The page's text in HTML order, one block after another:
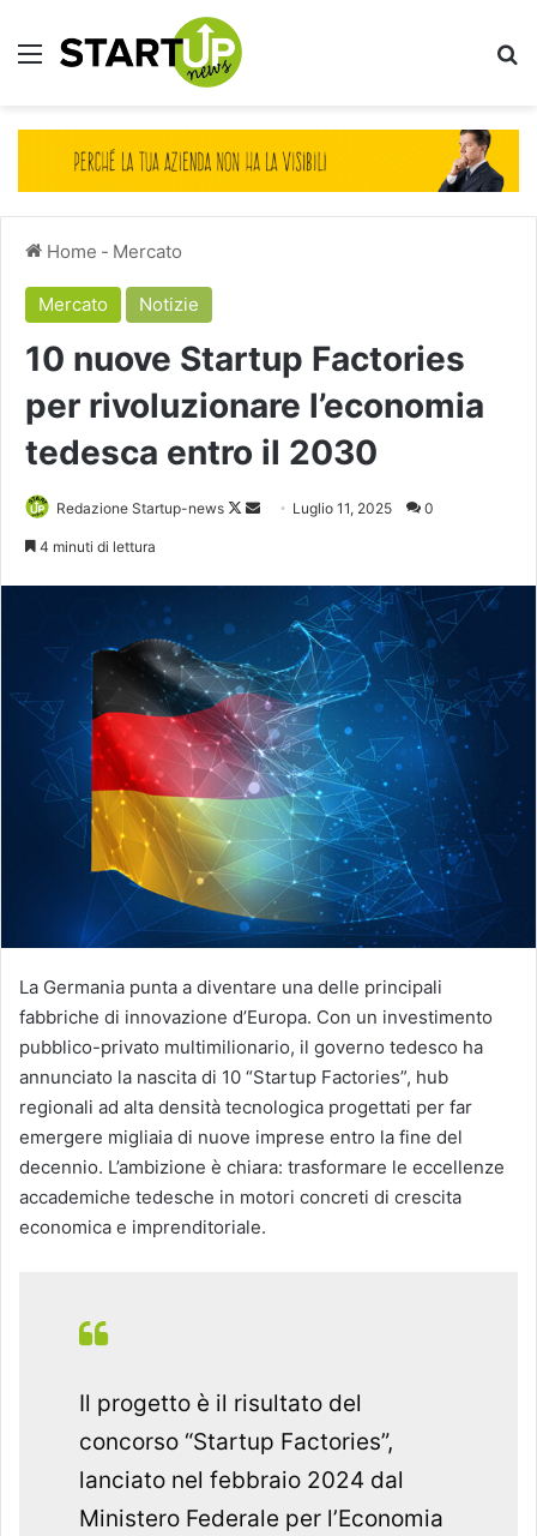
Menu
Home - Mercato
Mercato Notizie
10 nuove Startup Factories
per rivoluzionare l’economia
tedesca entro il 2030
Redazione Startup-news
Follow
Invia Luglio 11, 2025 0
4 minuti di lettura
La Germania punta a diventare una delle principali
fabbriche di innovazione d’Europa. Con un investimento
pubblico-privato multimilionario, il governo tedesco ha
annunciato la nascita di 10 “Startup Factories”, hub
regionali ad alta densità tecnologica progettati per far
emergere migliaia di nuove imprese entro la fine del
decennio. L’ambizione è chiara: trasformare le eccellenze
accademiche tedesche in motori concreti di crescita
economica e imprenditoriale.
Il progetto è il risultato del
concorso “Startup Factories”,
lanciato nel febbraio 2024 dal
Ministero Federale per l’Economia